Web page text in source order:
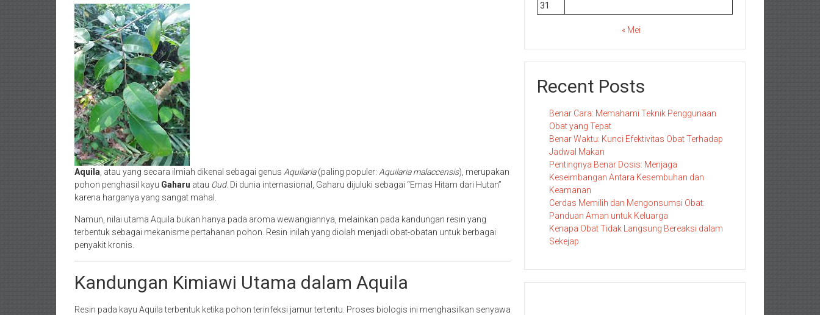
Aquila , atau yang secara ilmiah dikenal sebagai genus Aquilaria(paling populer: Aquilaria malaccensis), merupakan
pohon penghasil kayu Gaharu atau Oud. Di dunia internasional, Gaharu dijuluki sebagai “Emas Hitam dari Hutan”
karena harganya yang sangat mahal.
Namun, nilai utama Aquila bukan hanya pada aroma wewangiannya, melainkan pada kandungan resin yang
terbentuk sebagai mekanisme pertahanan pohon. Resin inilah yang diolah menjadi obat-obatan untuk berbagai
penyakit kronis.
Kandungan Kimiawi Utama dalam Aquila
Resin pada kayu Aquila terbentuk ketika pohon terinfeksi jamur tertentu. Proses biologis ini menghasilkan senyawa
31
« Mei
Recent Posts
Benar Cara: Memahami Teknik Penggunaan
Obat yang Tepat
Benar Waktu: Kunci Efektivitas Obat Terhadap
Jadwal Makan
Pentingnya Benar Dosis: Menjaga
Keseimbangan Antara Kesembuhan dan
Keamanan
Cerdas Memilih dan Mengonsumsi Obat:
Panduan Aman untuk Keluarga
Kenapa Obat Tidak Langsung Bereaksi dalam
Sekejap